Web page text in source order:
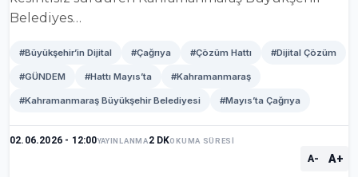
Belediyes…
#Büyükşehir’in Dijital #Çağrıya #Çözüm Hattı #Dijital Çözüm
#GÜNDEM #Hattı Mayıs’ta #Kahramanmaraş
#Kahramanmaraş Büyükşehir Belediyesi #Mayıs’ta Çağrıya
02.06.2026 - 12:00YAYINLANMA2 DKOKUMA SÜRESİ
A- A+